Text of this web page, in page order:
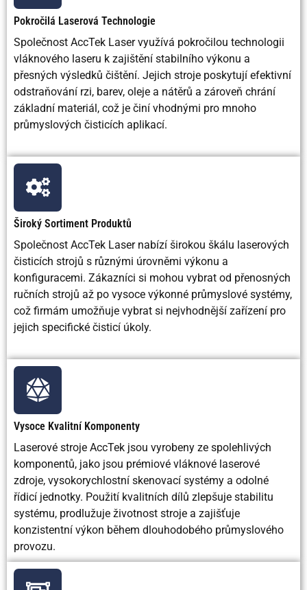
Je potřeba
sekundární
čištění
Provozní
náklady
Nízké dlouhodobé Střední
Počáteční
vybavení
Vyšší
Možnost
Rychlost
Rychle Rychle
Požadavky
na údržbu
Nízký
Vysoká
kvůli
opotřebení
Mírný
Bezpečnostní
riziko
Nízká s řádným
Riziko
Riziko
Spotřeba
Střední elektrický
výkon
vzduch
Kvalita
přípravy
povrchu
Vynikající pro
svařování/lakování
Hrubá
povrchová
úprava
Vhodné pro
odstraňování
rzi
účinné
Pokročilá Laserová Technologie
Společnost AccTek Laser využívá pokročilou technologii
vláknového laseru k zajištění stabilního výkonu a
přesných výsledků čištění. Jejich stroje poskytují efektivní
odstraňování rzi, barev, oleje a nátěrů a zároveň chrání
základní materiál, což je činí vhodnými pro mnoho
průmyslových čisticích aplikací.
Široký Sortiment Produktů
Společnost AccTek Laser nabízí širokou škálu laserových
čisticích strojů s různými úrovněmi výkonu a
konfiguracemi. Zákazníci si mohou vybrat od přenosných
ručních strojů až po vysoce výkonné průmyslové systémy,
což firmám umožňuje vybrat si nejvhodnější zařízení pro
jejich specifické čisticí úkoly.
Vysoce Kvalitní Komponenty
Laserové stroje AccTek jsou vyrobeny ze spolehlivých
komponentů, jako jsou prémiové vláknové laserové
zdroje, vysokorychlostní skenovací systémy a odolné
řídicí jednotky. Použití kvalitních dílů zlepšuje stabilitu
systému, prodlužuje životnost stroje a zajišťuje
konzistentní výkon během dlouhodobého průmyslového
provozu.